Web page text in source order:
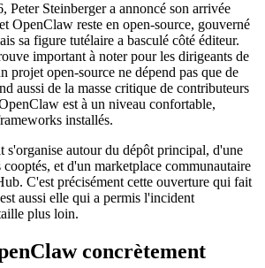
Peter Steinbergera annoncé son arrivée
OpenClaw reste en open-source, gouverné
sa figure tutélaire a basculé côté éditeur.
important à noter pour les dirigeants de
projet open-source ne dépend pas que de
aussi de la masse critique de contributeurs
est à un niveau confortable,
installés.
s'organise autour du dépôt principal, d'une
et d'un marketplace communautaire
. C'est précisément cette ouverture qui fait
aussi elle qui a permis l'incident
plus loin.
concrètement